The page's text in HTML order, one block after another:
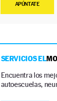
APÚNTATE
SERVICIOS EL
Encuentra los
autoescuelas,